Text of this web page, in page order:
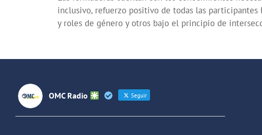
inclusivo, refuerzo positivo de todas las
y roles de género y otros bajo el principio de
OMC Radio Seguir